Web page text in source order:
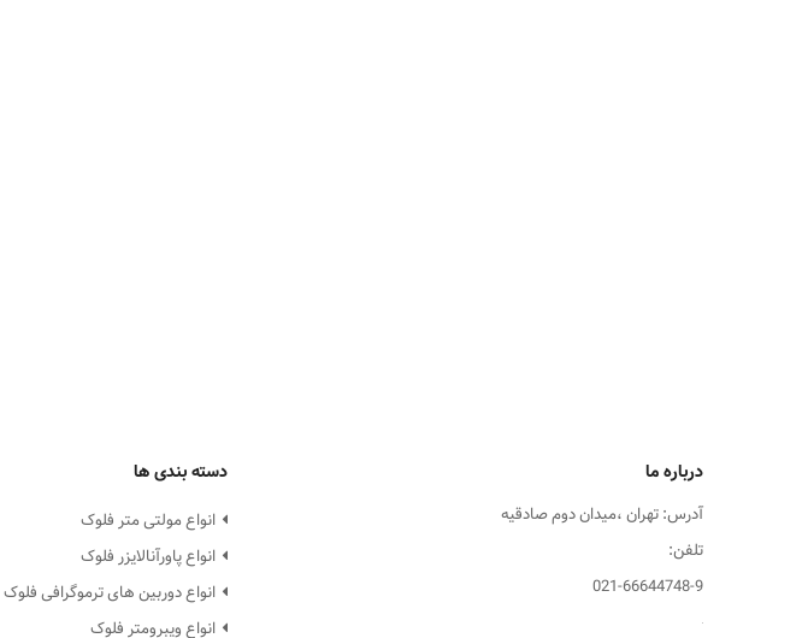
درباره ما
آدرس: تهران ،میدان دوم صادقیه
تلفن:
021-66644748-9
دسته بندی ها
انواع مولتی متر فلوک
انواع پاورآنالایزر فلوک
انواع دوربین های ترموگرافی فلوک
انواع ویبرومتر فلوک